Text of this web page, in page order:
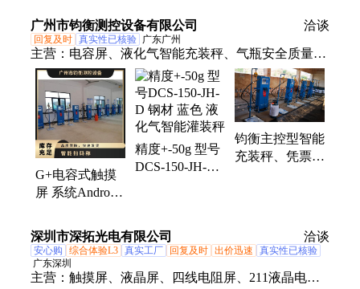
示
广州市钧衡测控设备有限公司 洽谈
回复及时 真实性已核验 广东广州
主营： 电容屏、液化气智能充装秤、气瓶安全质量追
溯监管系统
G+电容式触摸
屏 系统Android
517*418102mm
智能扫码称
精度+-50g 型号
DCS-150-JH-D
钧衡主控型智能
充装秤、凭票充
深圳市深拓光电有限公司 洽谈
安心购 综合体验L3 真实工厂 回复及时 出价迅速
真实性已核验
广东深圳
主营： 触摸屏、液晶屏、四线电阻屏、211液晶电容